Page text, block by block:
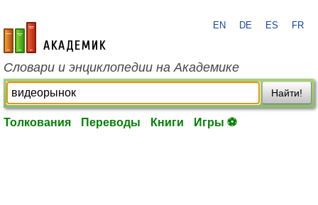
academic.ru
EN DE ES FR
Словари и энциклопедии на Академике
Найти!
Толкования Переводы Книги Игры ⚽